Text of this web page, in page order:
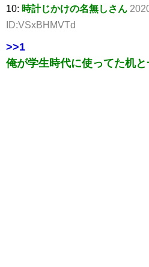
10: 時計じかけの名無しさん
ID:VSxBHMVTd
>>1
俺が学生時代に使ってた机